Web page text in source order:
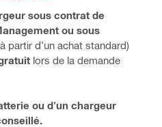
sous contrat de
ou sous
partir d’un achat standard)
lors de la demande
ou d'un chargeur